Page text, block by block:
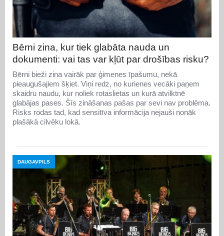
Bērni zina, kur tiek glabāta nauda un
dokumenti: vai tas var kļūt par drošības risku?
Bērni bieži zina vairāk par ģimenes īpašumu, nekā
pieaugušajiem šķiet. Viņi redz, no kurienes vecāki paņem
skaidru naudu, kur noliek rotaslietas un kurā atvilktnē
glabājas pases. Šīs zināšanas pašas par sevi nav problēma.
Risks rodas tad, kad sensitīva informācija nejauši nonāk
plašākā cilvēku lokā.
DAUGAVPILS